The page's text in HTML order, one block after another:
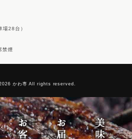
28台）
禁煙
かわ専 All rights reserved.